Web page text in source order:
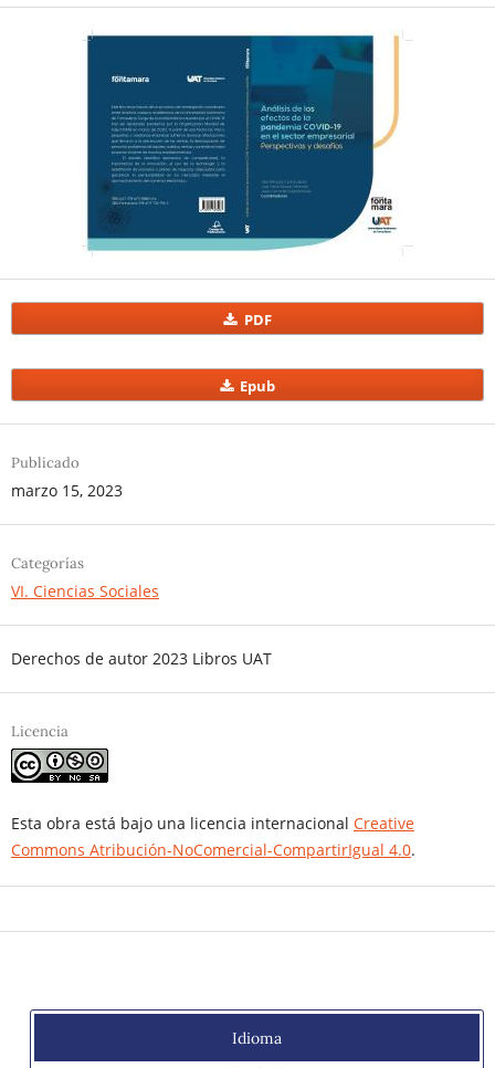
PDF
Epub
Publicado
marzo 15, 2023
Categorías
VI. Ciencias Sociales
Derechos de autor 2023 Libros UAT
Licencia
Esta obra está bajo una licencia internacional Creative
Commons Atribución-NoComercial-CompartirIgual 4.0.
Idioma